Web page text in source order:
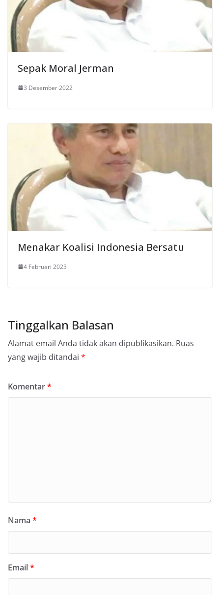
Sepak Moral Jerman
3 Desember 2022
Menakar Koalisi Indonesia Bersatu
4 Februari 2023
Tinggalkan Balasan
Alamat email Anda tidak akan dipublikasikan. Ruas
yang wajib ditandai *
Komentar*
Nama *
Email*